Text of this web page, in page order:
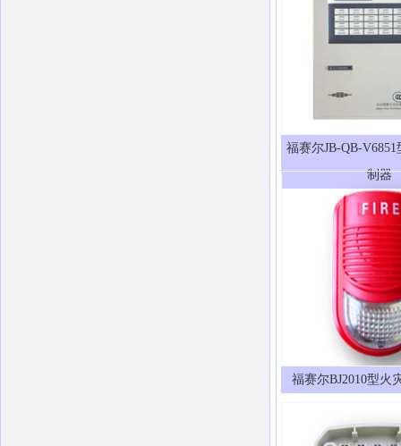
福赛尔JB-QB-
制器
福赛尔BJ2010型火